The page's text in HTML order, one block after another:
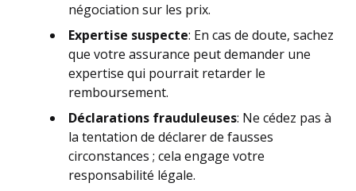
négociation sur les prix.
Expertise suspecte: En cas de doute, sachez
que votre assurance peut demander une
expertise qui pourrait retarder le
remboursement.
Déclarations frauduleuses: Ne cédez pas à
la tentation de déclarer de fausses
circonstances ; cela engage votre
responsabilité légale.